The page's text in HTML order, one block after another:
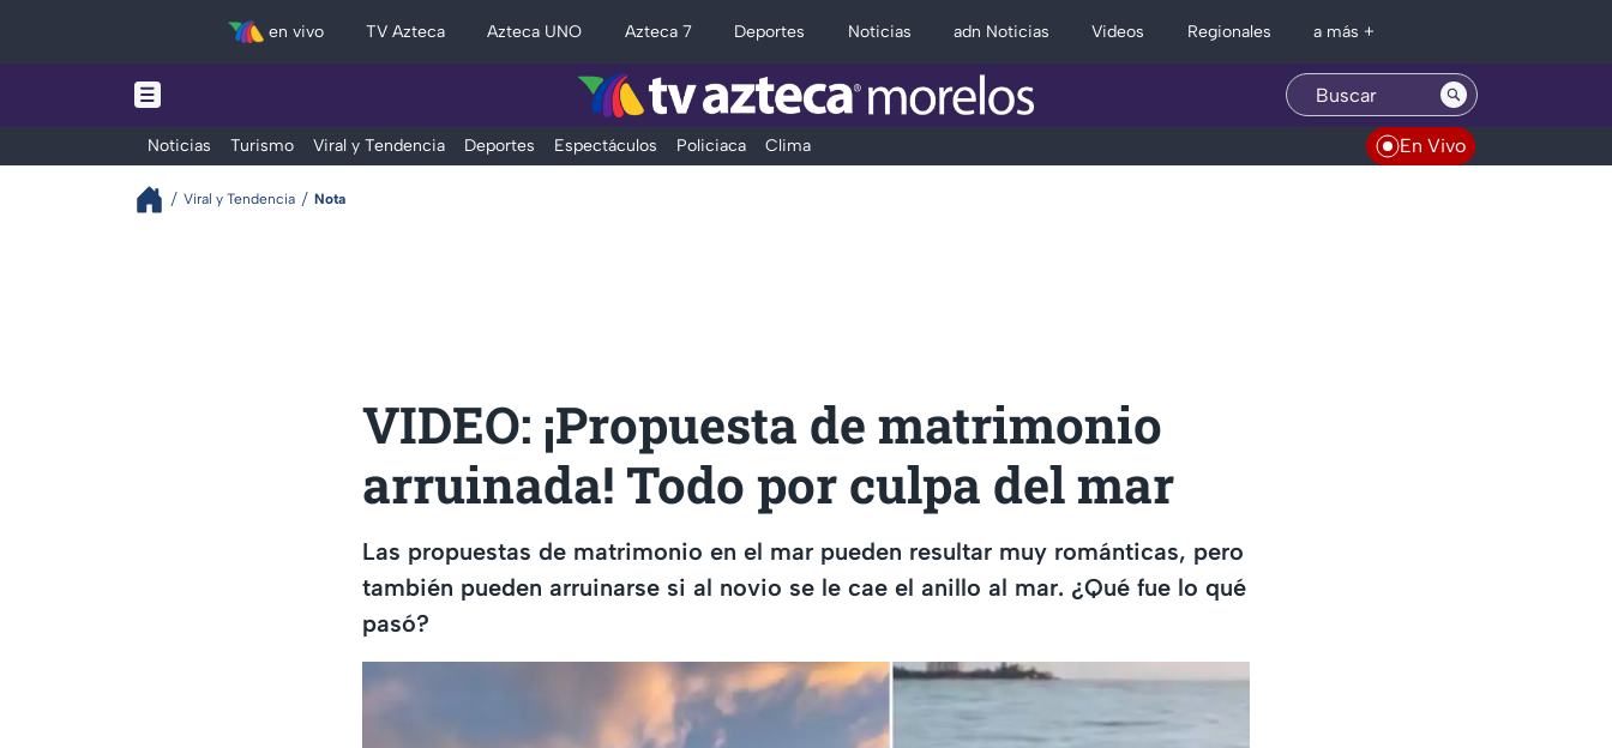
en vivo TV Azteca Azteca UNO Azteca 7 Deportes Noticias adn Noticias Videos Regionales a más +
Noticias Turismo Viral y Tendencia Deportes Espectáculos Policiaca Clima En Vivo
Viral y Tendencia Nota
VIDEO: ¡Propuesta de matrimonio
arruinada! Todo por culpa del mar
Las propuestas de matrimonio en el mar pueden resultar muy románticas, pero
también pueden arruinarse si al novio se le cae el anillo al mar. ¿Qué fue lo qué
pasó?